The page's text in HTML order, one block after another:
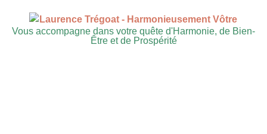
Vous accompagne dans votre quête d'Harmonie, de Bien-
Être et de Prospérité